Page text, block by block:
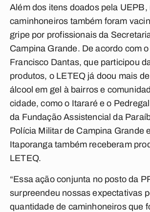
Além dos itens doados pela UEPB,
caminhoneiros também foram
gripe por profissionais da
Campina Grande. De acordo com
Francisco Dantas, que participou
produtos, o LETEQ já doou mais
álcool em gel à bairros e
cidade, como o Itararé e o
da Fundação Assistencial da
Polícia Militar de Campina Grande
Itaporanga também receberam
LETEQ.
“Essa ação conjunta no posto da
surpreendeu nossas expectativas
quantidade de caminhoneiros que